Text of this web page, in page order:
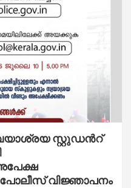
സ്റ്റുഡന്‍റ്
വിജ്ഞാപനം